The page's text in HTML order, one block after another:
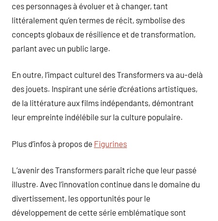
ces personnages à évoluer et à changer, tant
littéralement qu’en termes de récit, symbolise des
concepts globaux de résilience et de transformation,
parlant avec un public large.
En outre, l’impact culturel des Transformers va au-delà
des jouets. Inspirant une série d’créations artistiques,
de la littérature aux films indépendants, démontrant
leur empreinte indélébile sur la culture populaire.
Plus d’infos à propos de Figurines
L’avenir des Transformers paraît riche que leur passé
illustre. Avec l’innovation continue dans le domaine du
divertissement, les opportunités pour le
développement de cette série emblématique sont